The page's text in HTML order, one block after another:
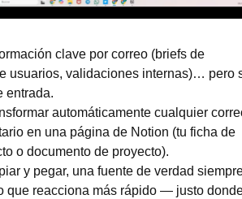
clave por correo (briefs de
usuarios, validaciones internas)… pero
entrada.
automáticamente cualquier
en una página de Notion (tu ficha de
o documento de proyecto).
y pegar, una fuente de verdad
que reacciona más rápido — justo